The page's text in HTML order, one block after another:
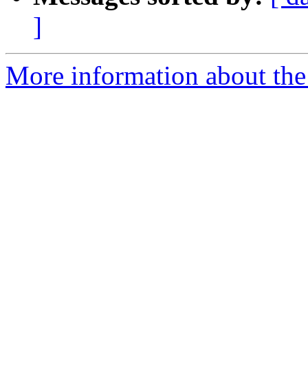
]
More information about